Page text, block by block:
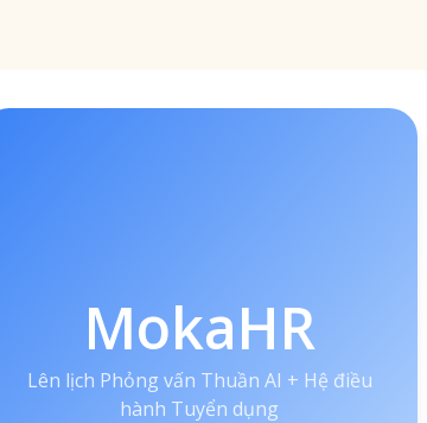
MokaHR
Lên lịch Phỏng vấn Thuần AI + Hệ điều
hành Tuyển dụng